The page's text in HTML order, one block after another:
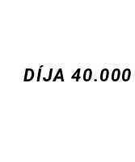
DÍJA 40.000